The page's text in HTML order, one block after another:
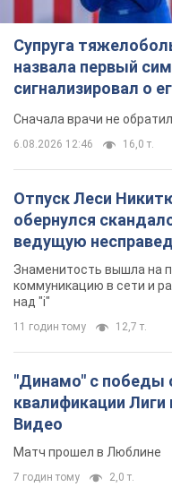
Супруга
назвала первый
сигнализировал о
Сначала врачи не
6.08.2026 12:46 16,0 т.
Отпуск Леси
обернулся
ведущую
Знаменитость вышла на
коммуникацию в сети и
над "i"
11 годин тому 12,7 т.
"Динамо" с победы
квалификации Лиги
Видео
Матч прошел в Люблине
7 годин тому 2,0 т.